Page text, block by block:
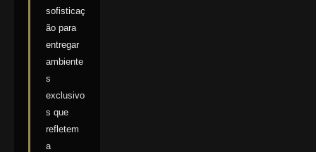
sofisticaç
ão para
entregar
ambiente
s
exclusivo
s que
refletem
a